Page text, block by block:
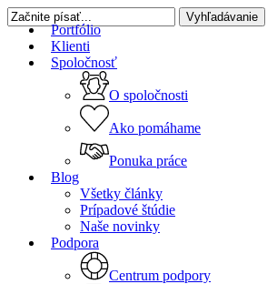
Skip
to
main
content
Portfólio
Klienti
Spoločnosť
O spoločnosti
Ako pomáhame
Ponuka práce
Blog
Všetky články
Prípadové štúdie
Naše novinky
Podpora
Centrum podpory
Vyhľadávanie
Zatvoriť
vyhľadávanie